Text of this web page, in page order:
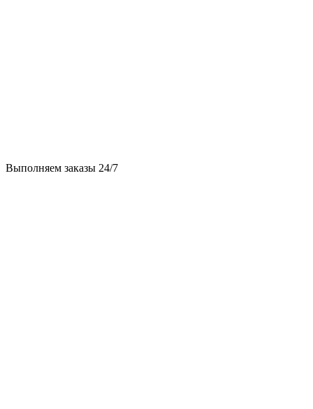
Выполняем заказы 24/7